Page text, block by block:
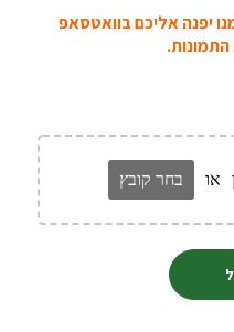
יפנה אליכם בוואטסאפ
או בחר קובץ